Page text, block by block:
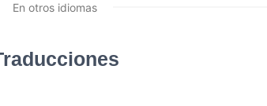
En otros idiomas